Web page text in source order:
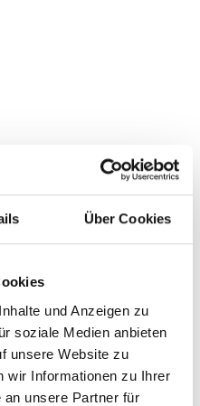
Über Cookies
und Anzeigen zu
soziale Medien anbieten
unsere Website zu
wir Informationen zu Ihrer
an unsere Partner für